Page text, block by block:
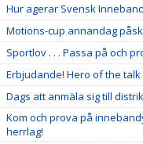
Hur agerar Svensk
Motions-cup annandag
Sportlov . . . Passa på och
Erbjudande! Hero of the
Dags att anmäla sig till
Kom och prova på
herrlag!